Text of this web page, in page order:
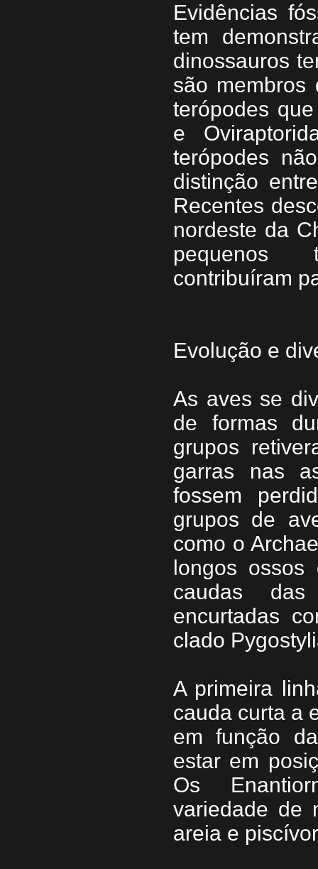
Evidências
tem
dinossauros
são membros
terópodes
e
terópodes
distinção
Recentes
nordeste da
pequenos
contribuíram
Evolução e
As aves se
de formas
grupos
garras nas
fossem
grupos de
como o
longos
caudas
encurtadas
clado
A primeira
cauda curta a
em função
estar em
Os
variedade de
areia e